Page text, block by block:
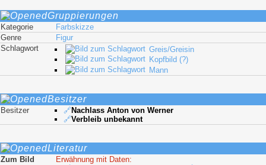
Gruppierungen
Kategorie
Farbskizze
Genre
Figur
Schlagwort
Greis/Greisin
Kopfbild (?)
Mann
Besitzer
Besitzer 🔗Nachlass Anton von Werner
🔗Verbleib unbekannt
Literatur
Zum Bild
Erwähnung mit Daten: